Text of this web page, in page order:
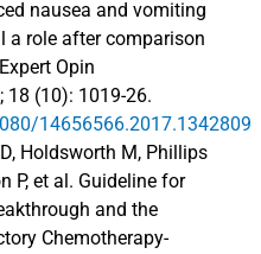
nausea and vomiting
a role after comparison
Opin
18 (10): 1019-26.
14656566.2017.1342809
Holdsworth M, Phillips
P, et al. Guideline for
and the
Chemotherapy-